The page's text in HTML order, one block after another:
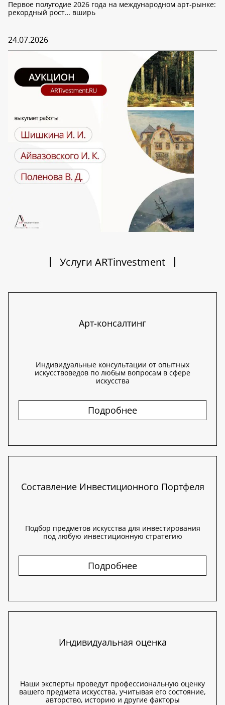
Первое полугодие 2026 года на международном арт-рынке:
рекордный рост… вширь
24.07.2026
Услуги ARTinvestment
Арт-консалтинг
Индивидуальные консультации от опытных
искусствоведов по любым вопросам в сфере
искусства
Подробнее
Составление Инвестиционного Портфеля
Подбор предметов искусства для инвестирования
под любую инвестиционную стратегию
Подробнее
Индивидуальная оценка
Наши эксперты проведут профессиональную оценку
вашего предмета искусства, учитывая его состояние,
авторство, историю и другие факторы